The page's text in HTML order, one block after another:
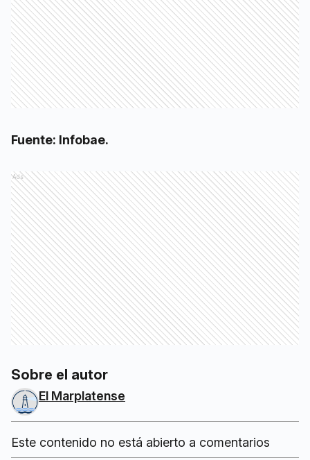
Fuente: Infobae.
Ads
Sobre el autor
El Marplatense
Este contenido no está abierto a comentarios